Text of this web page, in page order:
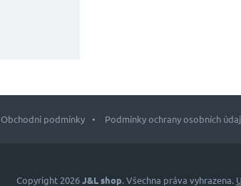
Obchodní podmínky Podmínky ochrany osobních
Copyright 2026J&L shop. Všechna práva vyhrazena.